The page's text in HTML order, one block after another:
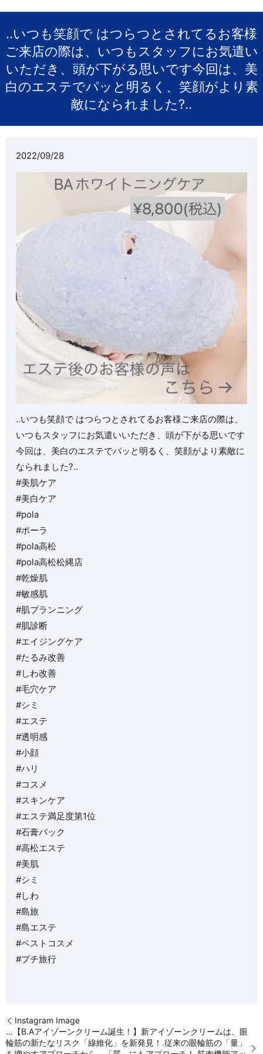
..いつも笑顔で はつらつとされてるお客様️
ご来店の際は、いつもスタッフにお気遣い
いただき、頭が下がる思いです今回は、美
白のエステでパッと明るく、笑顔がより素
敵になられました?..
2022/09/28
..いつも笑顔で はつらつとされてるお客様️ご来店の際は、
いつもスタッフにお気遣いいただき、頭が下がる思いです
今回は、美白のエステでパッと明るく、笑顔がより素敵に
なられました?..
#美肌ケア
#美白ケア
#pola
#ポーラ
#pola高松
#pola高松松縄店
#乾燥肌
#敏感肌
#肌プランニング
#肌診断
#エイジングケア
#たるみ改善
#しわ改善
#毛穴ケア
#シミ
#エステ
#透明感
#小顔
#ハリ
#コスメ
#スキンケア
#エステ満足度第1位
#石膏パック
#高松エステ
#美肌
#シミ
#しわ
#島旅
#島エステ
#ベストコスメ
#プチ旅行
Instagram Image
…【B.Aアイゾーンクリーム誕生！】新アイゾーンクリームは、眼
輪筋の新たなリスク「線維化」を新発見！.従来の眼輪筋の「量」